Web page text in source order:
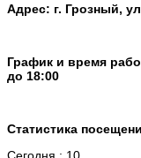
Адрес: г. Грозный,
График и время
до 18:00
Статистика